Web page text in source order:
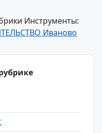
Инструменты:
Иваново